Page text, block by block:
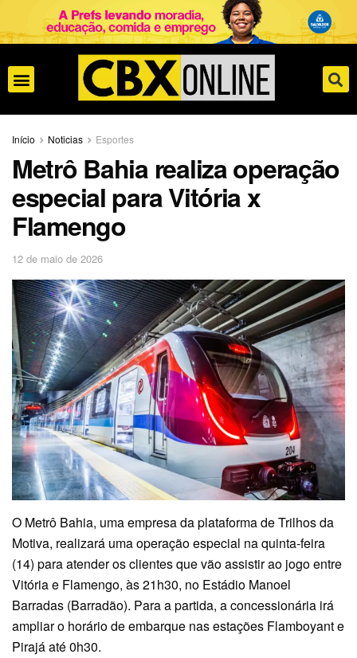
Início Noticias Esportes
Metrô Bahia realiza operação
especial para Vitória x
Flamengo
12 de maio de 2026
O Metrô Bahia, uma empresa da plataforma de Trilhos da
Motiva, realizará uma operação especial na quinta-feira
(14) para atender os clientes que vão assistir ao jogo entre
Vitória e Flamengo, às 21h30, no Estádio Manoel
Barradas (Barradão). Para a partida, a concessionária irá
ampliar o horário de embarque nas estações Flamboyant e
Pirajá até 0h30.